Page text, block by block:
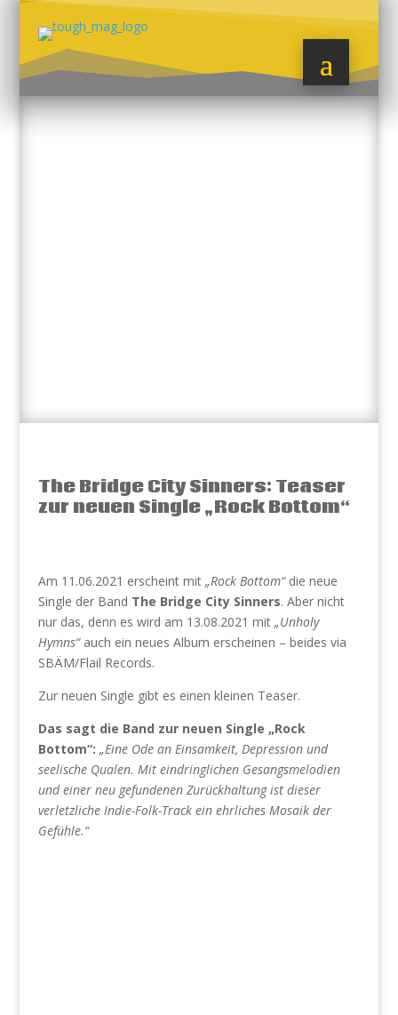
The Bridge City Sinners: Teaser
zur neuen Single „Rock Bottom“
Am 11.06.2021 erscheint mit „Rock Bottom“die neue
Single der Band The Bridge City Sinners. Aber nicht
nur das, denn es wird am 13.08.2021 mit „Unholy
Hymns“auch ein neues Album erscheinen – beides via
SBÄM/Flail Records.
Zur neuen Single gibt es einen kleinen Teaser.
Das sagt die Band zur neuen Single „Rock
Bottom“: „Eine Ode an Einsamkeit, Depression und
seelische Qualen. Mit eindringlichen Gesangsmelodien
und einer neu gefundenen Zurückhaltung ist dieser
verletzliche Indie-Folk-Track ein ehrliches Mosaik der
Gefühle.“